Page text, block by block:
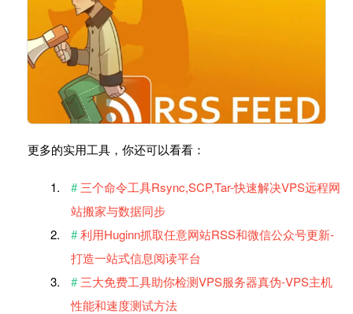
更多的实用工具，你还可以看看：
三个命令工具Rsync,SCP,Tar-快速解决VPS远程网
站搬家与数据同步
利用Huginn抓取任意网站RSS和微信公众号更新-
打造一站式信息阅读平台
三大免费工具助你检测VPS服务器真伪-VPS主机
性能和速度测试方法